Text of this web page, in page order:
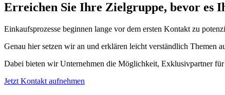
Erreichen Sie Ihre Zielgruppe, bevor es
Einkaufsprozesse beginnen lange vor dem ersten Kontakt zu
Genau hier setzen wir an und erklären leicht verständlich Themen
Dabei bieten wir Unternehmen die Möglichkeit, Exklusivpartner
Jetzt Kontakt aufnehmen